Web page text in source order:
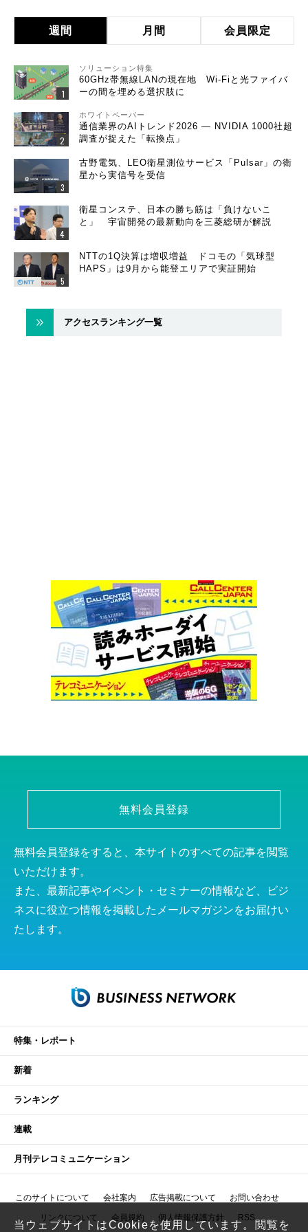
週間 月間 会員限定
ソリューション特集
60GHz帯無線LANの現在地 Wi-Fiと光ファイバ
ーの間を埋める選択肢に
ホワイトペーパー
通信業界のAIトレンド2026 ― NVIDIA 1000社超
調査が捉えた「転換点」
古野電気、LEO衛星測位サービス「Pulsar」の衛
星から実信号を受信
衛星コンステ、日本の勝ち筋は「負けないこ
と」 宇宙開発の最新動向を三菱総研が解説
NTTの1Q決算は増収増益 ドコモの「気球型
HAPS」は9月から能登エリアで実証開始
アクセスランキング一覧
無料会員登録
無料会員登録をすると、本サイトのすべての記事を閲覧
いただけます。
また、最新記事やイベント・セミナーの情報など、ビジ
ネスに役立つ情報を掲載したメールマガジンをお届けい
たします。
特集・レポート
新着
ランキング
連載
月刊テレコミュニケーション
このサイトについて 会社案内 広告掲載について お問い合わせ
リンクについて 会員規約 個人情報保護方針 RSS
当ウェブサイトはCookieを使用しています。閲覧を